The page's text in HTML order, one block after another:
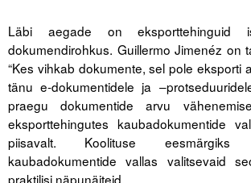
Kalender
ICC Eesti
Tegevused
Publikatsioonid
Arvamus
Läbi aegade on eksporttehinguid
dokumendirohkus. Guillermo Jimenéz on
“Kes vihkab dokumente, sel pole eksporti
tänu e-dokumentidele ja
praegu dokumentide arvu
eksporttehingutes kaubadokumentide
piisavalt. Koolituse
kaubadokumentide vallas valitsevaid
praktilisi näpunäiteid.